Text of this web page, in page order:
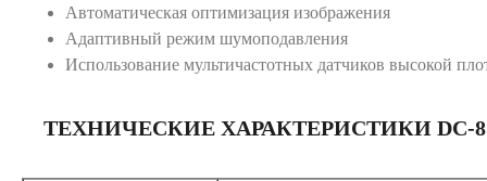
Автоматическая оптимизация изображения
Адаптивный режим шумоподавления
Использование мультичастотных датчиков высокой
ТЕХНИЧЕСКИЕ ХАРАКТЕРИСТИКИ DC-8